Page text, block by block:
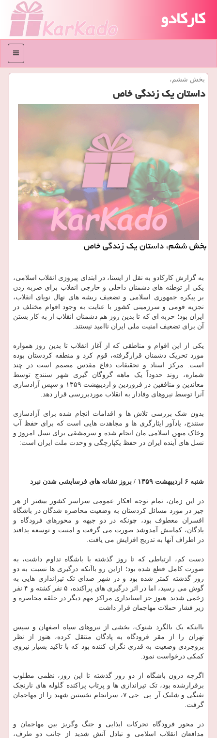
کارکادو
منو
بخش ششم،
داستان یک زندگی خاص
بخش ششم، داستان یک زندگی خاص
به گزارش کارکادو به نقل از ایسنا، در ابتدای پیروزی انقلاب اسلامی،
یکی از توطئه های دشمنان داخلی و خارجی انقلاب برای ضربه زدن
بر پیکره جمهوری اسلامی و تضعیف ریشه های نهال نوپای انقلاب،
تجزیه قومی و سرزمینی کشور با عنایت به وجود اقوام مختلف در
ایران بود؛ حربه ای که تا بدین روز هم دشمنان انقلاب از به کار بستن
آن برای تضعیف امنیت ملی ایران ناامید نیستند.
یکی از این اقوام و مناطقی که از آغاز انقلاب تا بدین روز همواره
مورد تحریک دشمنان قرارگرفته، قوم کرد و منطقه کردستان بوده
است. مرکز اسناد و تحقیقات دفاع مقدس مصمم است در چند
شماره، روند حدوداً یک ماهه گروگان گیری شهر سنندج توسط
معاندین و منافقین در فروردین و اردیبهشت ۱۳۵۹ و سپس آزادسازی
آنرا توسط نیروهای وفادار به انقلاب موردبررسی قرار دهد.
بدون شک بررسی تلاش ها و اقدامات انجام شده برای آزادسازی
سنندج، یادآور ایثارگری ها و مجاهدت هایی است که برای حفظ آب
وخاک میهن اسلامی مان انجام شده و سرمشقی برای نسل امروز و
نسل های آینده ایران در حفظ یکپارچگی و وحدت ملت ایران است:
شنبه ۶ اردیبهشت ۱۳۵۹ / بروز نشانه های فرسایشی شدن نبرد
در این زمان، تمام توجه افکار عمومی سراسر کشور بیشتر از هر
چیز در مورد مسائل کردستان به وضعیت محاصره شدگان در باشگاه
افسران معطوف بود، چونکه در دو جبهه و محورهای فرودگاه و
پادگان، کمابیش آمدوشد صورت می گرفت و امنیت و توسعه پدافند
در اطراف آنها به تدریج افزایش می یافت.
دست کم، ارتباطی که تا روز گذشته با باشگاه تداوم داشت، به
صورت کامل قطع شده بود؛ ازاین رو باآنکه درگیری ها نسبت به دو
روز گذشته کمتر شده بود و در شهر صدای تک تیراندازی هایی به
گوش می رسید، اما در اثر درگیری های پراکنده، ۵ نفر کشته و ۴ نفر
زخمی شدند. هنوز جز استانداری مراکز مهم دیگر در حلقه محاصره و
زیر فشار حملات مهاجمان قرار داشت
بااینکه یک بالگرد شنوک، بخشی از نیروهای سپاه اصفهان و سپس
تهران را از مقر فرودگاه به پادگان منتقل کرده، هنوز از نظر
بروجردی وضعیت به قدری نگران کننده بود که با تاکید بسیار نیروی
کمکی درخواست نمود.
اگرچه درون باشگاه از دو روز گذشته تا این روز، نظمی مطلوب
برقرارشده بود، تک تیراندازی ها و پرتاب پراکنده گلوله های نارنجک
تفنگی و شلیک آر. پی. جی ۷، سرانجام نخستین شهید را از مهاجمان
گرفت.
در محور فرودگاه تحرکات ایذایی و جنگ وگریز بین مهاجمان و
مدافعان انقلاب اسلامی و تبادل آتش شدید از جانب دو طرف،